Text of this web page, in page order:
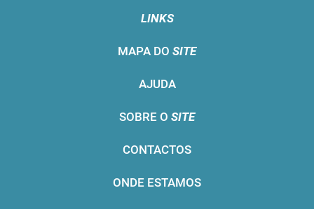
LINKS
MAPA DO SITE
AJUDA
SOBRE O SITE
CONTACTOS
ONDE ESTAMOS